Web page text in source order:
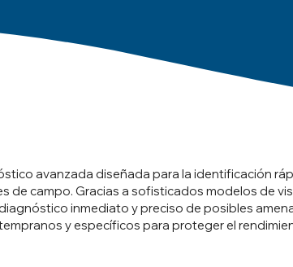
avanzada diseñada para la identificación
de campo. Gracias a sofisticados modelos de
inmediato y preciso de posibles
y específicos para proteger el